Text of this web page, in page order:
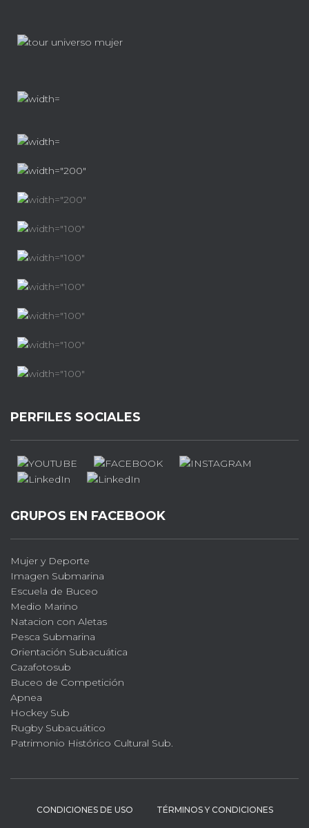
PERFILES SOCIALES
GRUPOS EN FACEBOOK
Mujer y Deporte
Imagen Submarina
Escuela de Buceo
Medio Marino
Natacion con Aletas
Pesca Submarina
Orientación Subacuática
Cazafotosub
Buceo de Competición
Apnea
Hockey Sub
Rugby Subacuático
Patrimonio Histórico Cultural Sub.
CONDICIONES DE USO TÉRMINOS Y CONDICIONES